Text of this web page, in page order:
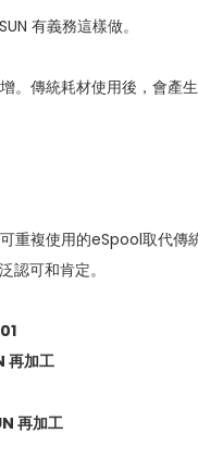
有義務這樣做。
。傳統耗材使用後，會產
複使用的eSpool取代傳
可和肯定。
01
再加工